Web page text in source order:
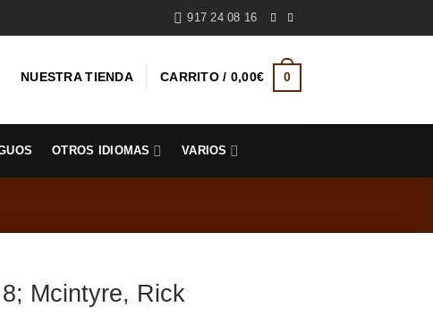
917 24 08 16
NUESTRA TIENDA CARRITO / 0,00€ 0
OTROS IDIOMAS VARIOS
Mcintyre, Rick